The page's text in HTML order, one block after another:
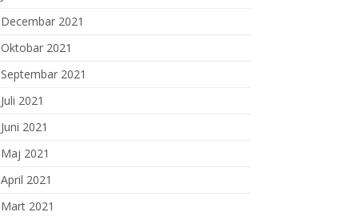
Decembar 2021
Oktobar 2021
Septembar 2021
Juli 2021
Juni 2021
Maj 2021
April 2021
Mart 2021